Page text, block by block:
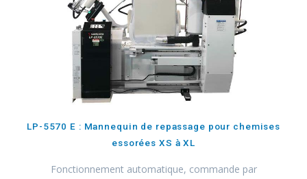
LP-5570 E : Mannequin de repassage pour chemises
essorées XS à XL
Fonctionnement automatique, commande par